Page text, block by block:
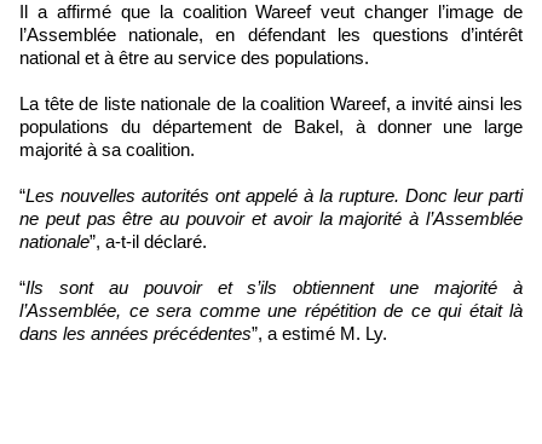
Il a affirmé que la coalition Wareef veut changer l’image de
l’Assemblée nationale, en défendant les questions d’intérêt
national et à être au service des populations.
La tête de liste nationale de la coalition Wareef, a invité ainsi les
populations du département de Bakel, à donner une large
majorité à sa coalition.
“Les nouvelles autorités ont appelé à la rupture. Donc leur parti
ne peut pas être au pouvoir et avoir la majorité à l’Assemblée
nationale”, a-t-il déclaré.
“Ils sont au pouvoir et s’ils obtiennent une majorité à
l’Assemblée, ce sera comme une répétition de ce qui était là
dans les années précédentes”, a estimé M. Ly.